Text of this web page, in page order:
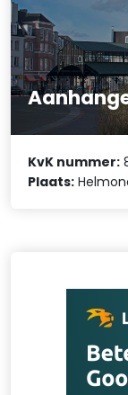
KvK nummer:
Plaats: